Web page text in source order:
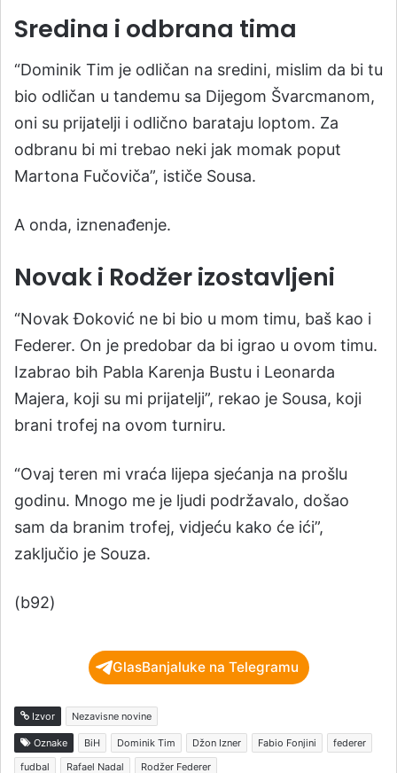
Sredina i odbrana tima
“Dominik Tim je odličan na sredini, mislim da bi tu
bio odličan u tandemu sa Dijegom Švarcmanom,
oni su prijatelji i odlično barataju loptom. Za
odbranu bi mi trebao neki jak momak poput
Martona Fučoviča”, ističe Sousa.
A onda, iznenađenje.
Novak i Rodžer izostavljeni
“Novak Đoković ne bi bio u mom timu, baš kao i
Federer. On je predobar da bi igrao u ovom timu.
Izabrao bih Pabla Karenja Bustu i Leonarda
Majera, koji su mi prijatelji”, rekao je Sousa, koji
brani trofej na ovom turniru.
“Ovaj teren mi vraća lijepa sjećanja na prošlu
godinu. Mnogo me je ljudi podržavalo, došao
sam da branim trofej, vidjeću kako će ići”,
zaključio je Souza.
(b92)
GlasBanjaluke na Telegramu
Izvor Nezavisne novine
Oznake BiH Dominik Tim Džon Izner Fabio Fonjini
federer
fudbal
Rafael Nadal Rodžer Federer